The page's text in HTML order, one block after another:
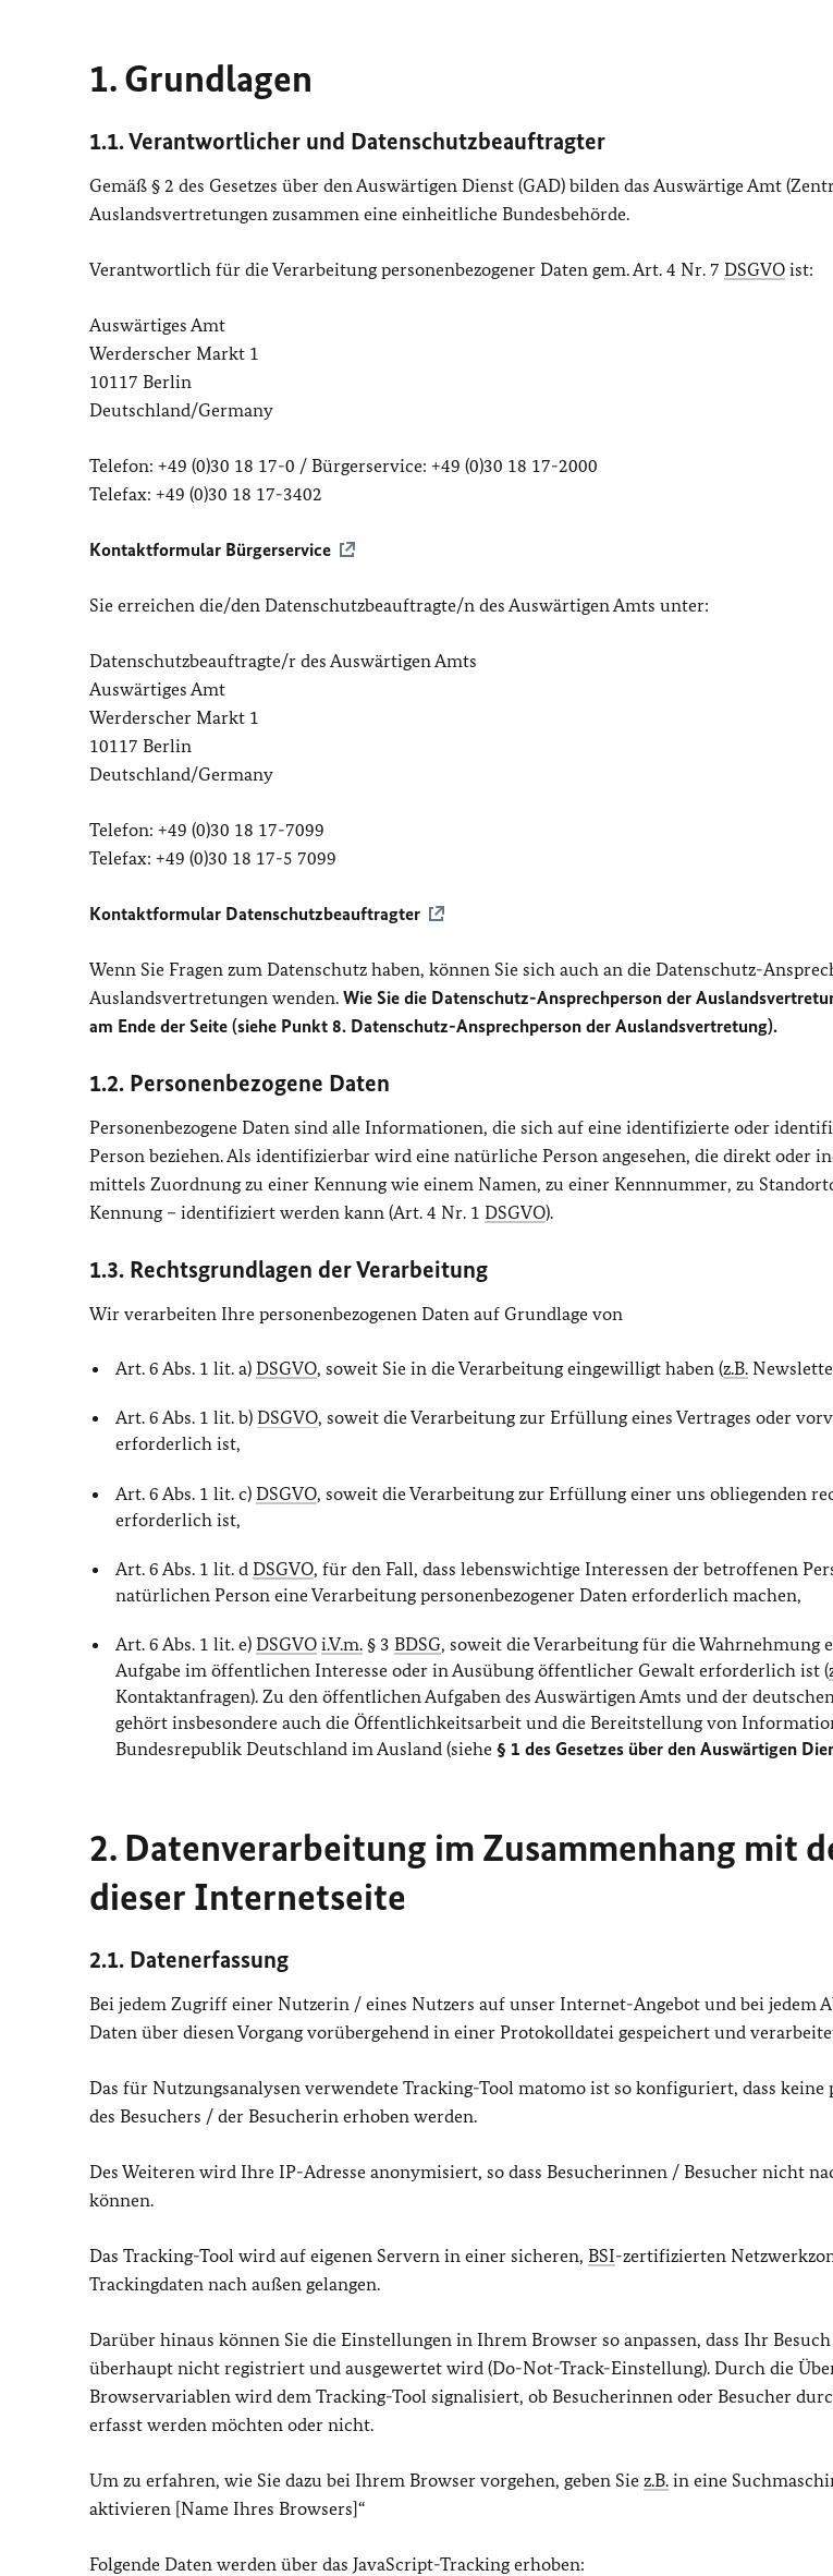
1. Grundlagen
1.1. Verantwortlicher und Datenschutzbeauftragter
Gemäß § 2 des Gesetzes über den Auswärtigen Dienst (GAD) bilden das Auswärtige Amt
Auslandsvertretungen zusammen eine einheitliche Bundesbehörde.
Verantwortlich für die Verarbeitung personenbezogener Daten gem. Art. 4 Nr. 7 DSGVO ist:
Auswärtiges Amt
Werderscher Markt 1
10117 Berlin
Deutschland/Germany
Telefon: +49 (0)30 18 17-0 / Bürgerservice: +49 (0)30 18 17-2000
Telefax: +49 (0)30 18 17-3402
Kontaktformular Bürgerservice
Sie erreichen die/den Datenschutzbeauftragte/n des Auswärtigen Amts unter:
Datenschutzbeauftragte/r des Auswärtigen Amts
Auswärtiges Amt
Werderscher Markt 1
10117 Berlin
Deutschland/Germany
Telefon: +49 (0)30 18 17-7099
Telefax: +49 (0)30 18 17-5 7099
Kontaktformular Datenschutzbeauftragter
Wenn Sie Fragen zum Datenschutz haben, können Sie sich auch an die Datenschutz-
Auslandsvertretungen wenden. Wie Sie die Datenschutz-Ansprechperson der
am Ende der Seite (siehe Punkt 8. Datenschutz-Ansprechperson der Auslandsvertretung).
1.2. Personenbezogene Daten
Personenbezogene Daten sind alle Informationen, die sich auf eine identifizierte oder
Person beziehen. Als identifizierbar wird eine natürliche Person angesehen, die direkt oder
mittels Zuordnung zu einer Kennung wie einem Namen, zu einer Kennnummer, zu
Kennung – identifiziert werden kann (Art. 4 Nr. 1 DSGVO).
1.3. Rechtsgrundlagen der Verarbeitung
Wir verarbeiten Ihre personenbezogenen Daten auf Grundlage von
Art. 6 Abs. 1 lit. a) DSGVO, soweit Sie in die Verarbeitung eingewilligt haben (z.B.
Art. 6 Abs. 1 lit. b) DSGVO, soweit die Verarbeitung zur Erfüllung eines Vertrages oder
erforderlich ist,
Art. 6 Abs. 1 lit. c) DSGVO, soweit die Verarbeitung zur Erfüllung einer uns obliegenden
erforderlich ist,
Art. 6 Abs. 1 lit. d DSGVO, für den Fall, dass lebenswichtige Interessen der betroffenen
natürlichen Person eine Verarbeitung personenbezogener Daten erforderlich machen,
Art. 6 Abs. 1 lit. e) DSGVO i.V.m. § 3 BDSG, soweit die Verarbeitung für die Wahrnehmung
Aufgabe im öffentlichen Interesse oder in Ausübung öffentlicher Gewalt erforderlich ist (
Kontaktanfragen). Zu den öffentlichen Aufgaben des Auswärtigen Amts und der
gehört insbesondere auch die Öffentlichkeitsarbeit und die Bereitstellung von
Bundesrepublik Deutschland im Ausland (siehe § 1 des Gesetzes über den Auswärtigen
2. Datenverarbeitung im Zusammenhang mit
dieser Internetseite
2.1. Datenerfassung
Bei jedem Zugriff einer Nutzerin / eines Nutzers auf unser Internet-Angebot und bei jedem
Daten über diesen Vorgang vorübergehend in einer Protokolldatei gespeichert und
Das für Nutzungsanalysen verwendete Tracking-Tool matomo ist so konfiguriert, dass keine
des Besuchers / der Besucherin erhoben werden.
Des Weiteren wird Ihre IP-Adresse anonymisiert, so dass Besucherinnen / Besucher nicht
können.
Das Tracking-Tool wird auf eigenen Servern in einer sicheren, BSI-zertifizierten
Trackingdaten nach außen gelangen.
Darüber hinaus können Sie die Einstellungen in Ihrem Browser so anpassen, dass Ihr
überhaupt nicht registriert und ausgewertet wird (Do-Not-Track-Einstellung). Durch die
Browservariablen wird dem Tracking-Tool signalisiert, ob Besucherinnen oder Besucher
erfasst werden möchten oder nicht.
Um zu erfahren, wie Sie dazu bei Ihrem Browser vorgehen, geben Sie z.B. in eine
aktivieren [Name Ihres Browsers]“
Folgende Daten werden über das JavaScript-Tracking erhoben: